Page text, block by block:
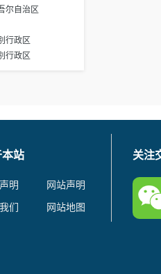
尔自治区
行政区
行政区
本站
明
网站声明
们
网站地图
关注